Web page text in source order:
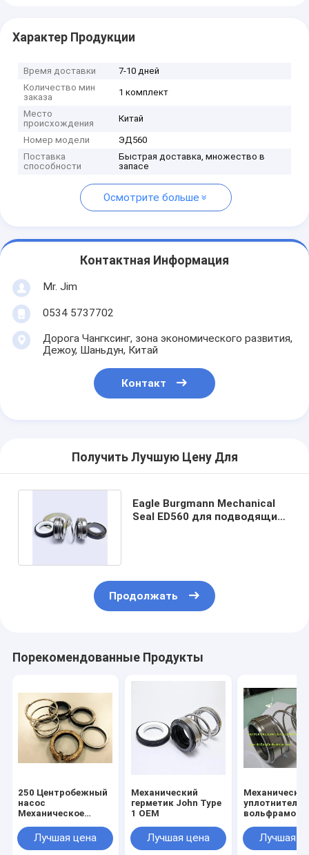
Характер Продукции
Время доставки
7-10 дней
Количество мин
заказа
1 комплект
Место
происхождения
Китай
Номер модели
ЭД560
Поставка
способности
Быстрая доставка, множество в
запасе
Осмотрите больше
Контактная Информация
Mr. Jim
0534 5737702
Дорога Чангксинг, зона экономического развития,
Дежоу, Шаньдун, Китай
Контакт
Получить Лучшую Цену Для
Eagle Burgmann Mechanical
Seal ED560 для подводящих
Продолжать
Порекомендованные Продукты
250 Центробежный
насос
Механическое
Вольфрамовые
карбидные
Лучшая цена
Механический
герметик John Type
1 OEM
Лучшая цена
поверхность
22451-1/
Лучшая